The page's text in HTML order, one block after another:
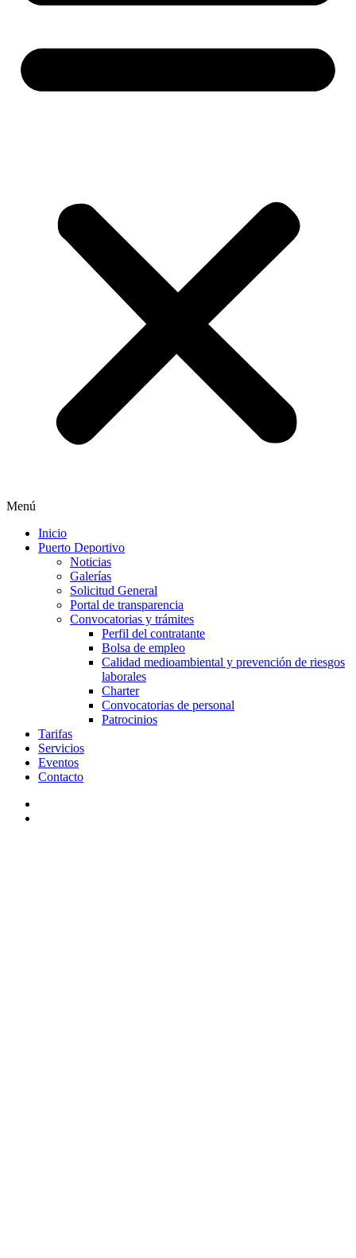
Menú
Inicio
Puerto Deportivo
Noticias
Galerías
Solicitud General
Portal de transparencia
Convocatorias y trámites
Perfil del contratante
Bolsa de empleo
Calidad medioambiental y prevención de riesgos
laborales
Charter
Convocatorias de personal
Patrocinios
Tarifas
Servicios
Eventos
Contacto